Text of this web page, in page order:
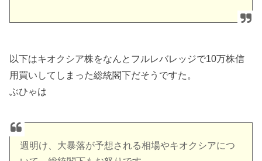
以下はキオクシア株をなんとフルレバレッジで10万株信
用買いしてしまった総統閣下だそうですた。
ぶひゃは
週明け、大暴落が予想される相場やキオクシアにつ